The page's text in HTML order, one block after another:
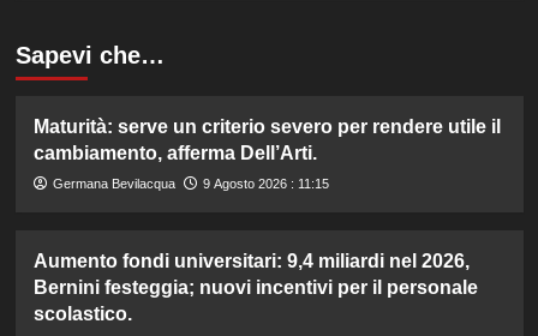
Sapevi che…
Maturità: serve un criterio severo per rendere utile il
cambiamento, afferma Dell’Arti.
Germana Bevilacqua 9 Agosto 2026 : 11:15
Aumento fondi universitari: 9,4 miliardi nel 2026,
Bernini festeggia; nuovi incentivi per il personale
scolastico.